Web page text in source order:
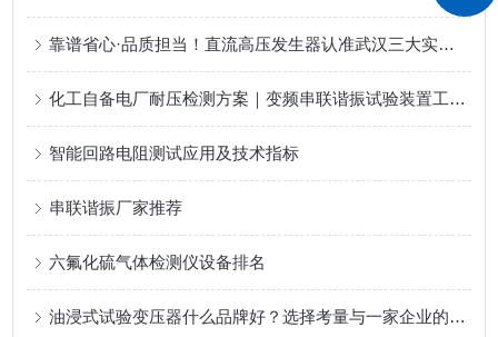
靠谱省心·品质担当！直流高压发生器认准武汉三大实力企业
化工自备电厂耐压检测方案｜变频串联谐振试验装置工况应用解析
智能回路电阻测试应用及技术指标
串联谐振厂家推荐
六氟化硫气体检测仪设备排名
油浸式试验变压器什么品牌好？选择考量与一家企业的产品实践